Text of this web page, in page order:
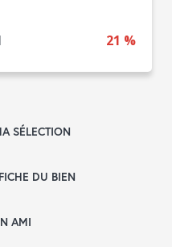
21 %
SÉLECTION
DU BIEN
AMI